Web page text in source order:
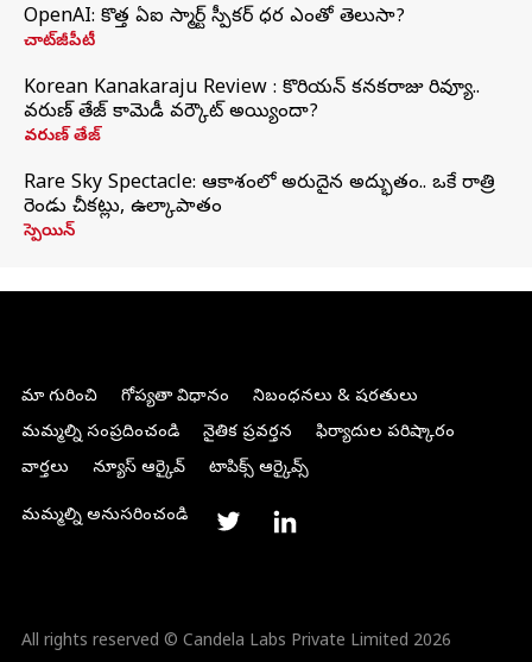
OpenAI: కొత్త ఏఐ స్మార్ట్ స్పీకర్ ధర ఎంతో తెలుసా?
చాట్‌జీపీటీ
Korean Kanakaraju Review : కొరియన్ కనకరాజు రివ్యూ..
వరుణ్ తేజ్ కామెడీ వర్కౌట్ అయ్యిందా?
వరుణ్ తేజ్
Rare Sky Spectacle: ఆకాశంలో అరుదైన అద్భుతం.. ఒకే రాత్రి
రెండు చీకట్లు, ఉల్కాపాతం
స్పెయిన్
మా గురించి గోప్యతా విధానం
నిబంధనలు & షరతులు
మమ్మల్ని సంప్రదించండి
నైతిక ప్రవర్తన
ఫిర్యాదుల పరిష్కారం
వార్తలు
న్యూస్ ఆర్కైవ్ టాపిక్స్ ఆర్కైవ్స్
మమ్మల్ని అనుసరించండి
All rights reserved © Candela Labs Private Limited 2026